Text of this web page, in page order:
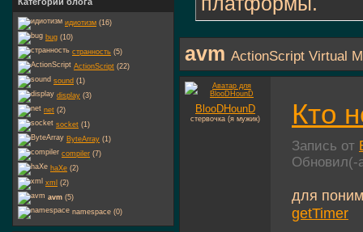
avm ActionScript Virtual
BlooDHounD
стервочка (я мужик) Кто
Запись от
для
getTimer
идиотизм (16)
bug (10)
странность (5)
ActionScript (22)
sound (1)
display (3)
net (2)
socket (1)
ByteArray (1)
compiler (7)
haXe (2)
xml (2)
avm (5)
namespace (0)